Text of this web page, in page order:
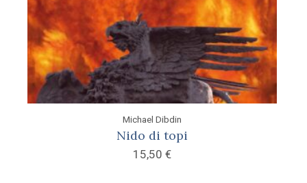
Michael Dibdin
Nido di topi
15,50 €